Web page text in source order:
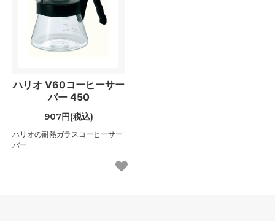
ハリオ V60コーヒーサー
バー 450
907円(税込)
ハリオの耐熱ガラスコーヒーサー
バー